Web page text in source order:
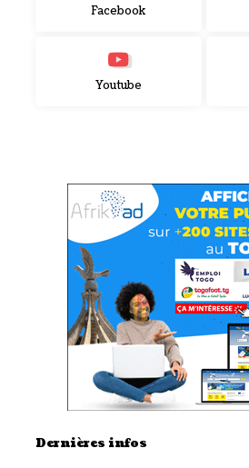
Facebook
Youtube
Dernières infos